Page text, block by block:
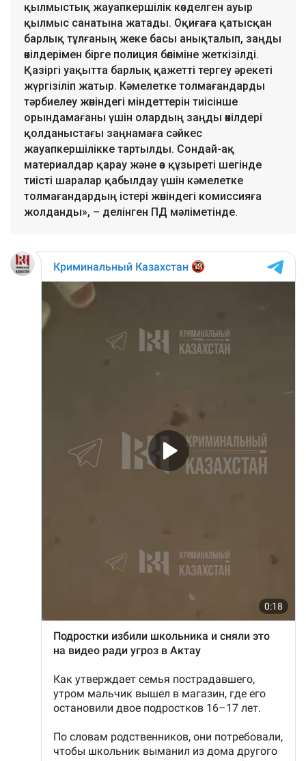
қылмыстық жауапкершілік көзделген ауыр
қылмыс санатына жатады. Оқиғаға қатысқан
барлық тұлғаның жеке басы анықталып, заңды
өкілдерімен бірге полиция бөліміне жеткізілді.
Қазіргі уақытта барлық қажетті тергеу әрекеті
жүргізіліп жатыр. Кәмелетке толмағандарды
тәрбиелеу жөніндегі міндеттерін тиісінше
орындамағаны үшін олардың заңды өкілдері
қолданыстағы заңнамаға сәйкес
жауапкершілікке тартылды. Сондай-ақ
материалдар қарау және өз құзыреті шегінде
тиісті шаралар қабылдау үшін кәмелетке
толмағандардың істері жөніндегі комиссияға
жолданды», – делінген ПД мәліметінде.